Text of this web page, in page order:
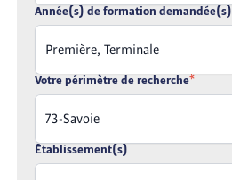
Année(s) de formation demandée(s)
Première, Terminale
Votre périmètre de recherche*
73-Savoie
Établissement(s)